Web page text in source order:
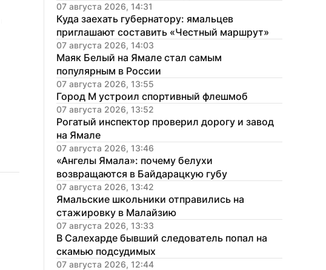
07 августа 2026, 14:31
Куда заехать губернатору: ямальцев
приглашают составить «Честный маршрут»
07 августа 2026, 14:03
Маяк Белый на Ямале стал самым
популярным в России
07 августа 2026, 13:55
Город М устроил спортивный флешмоб
07 августа 2026, 13:52
Рогатый инспектор проверил дорогу и завод
на Ямале
07 августа 2026, 13:46
«Ангелы Ямала»: почему белухи
возвращаются в Байдарацкую губу
07 августа 2026, 13:42
Ямальские школьники отправились на
стажировку в Малайзию
07 августа 2026, 13:33
В Салехарде бывший следователь попал на
скамью подсудимых
07 августа 2026, 12:44